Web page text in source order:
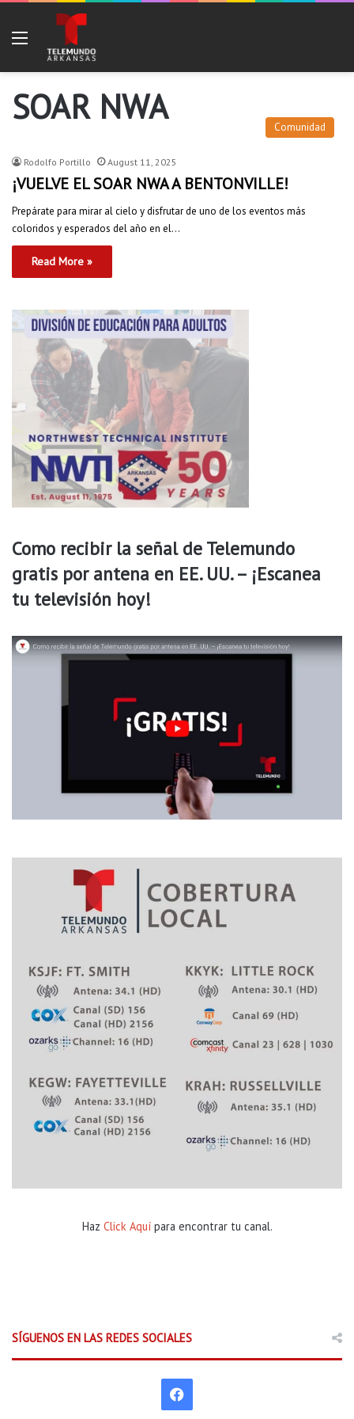
SOAR NWA Comunidad
Rodolfo Portillo August 11, 2025
¡VUELVE EL SOAR NWA A BENTONVILLE!
Prepárate para mirar al cielo y disfrutar de uno de los eventos más
coloridos y esperados del año en el…
Read More »
Como recibir la señal de Telemundo
gratis por antena en EE. UU. – ¡Escanea
tu televisión hoy!
Haz Click Aquípara encontrar tu canal.
SÍGUENOS EN LAS REDES SOCIALES